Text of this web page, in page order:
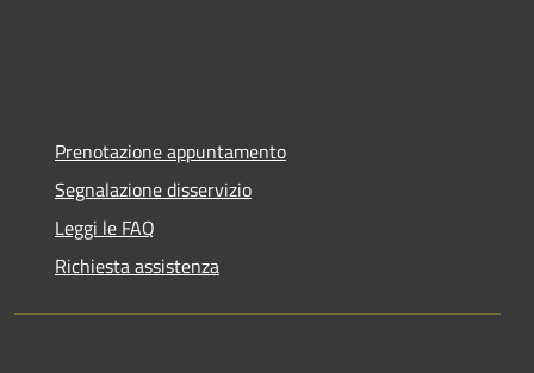
Prenotazione appuntamento
Segnalazione disservizio
Leggi le FAQ
Richiesta assistenza